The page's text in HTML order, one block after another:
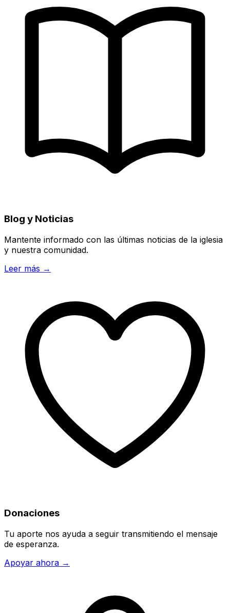
Blog y Noticias
Mantente informado con las últimas noticias de la iglesia
y nuestra comunidad.
Leer más →
Donaciones
Tu aporte nos ayuda a seguir transmitiendo el mensaje
de esperanza.
Apoyar ahora →